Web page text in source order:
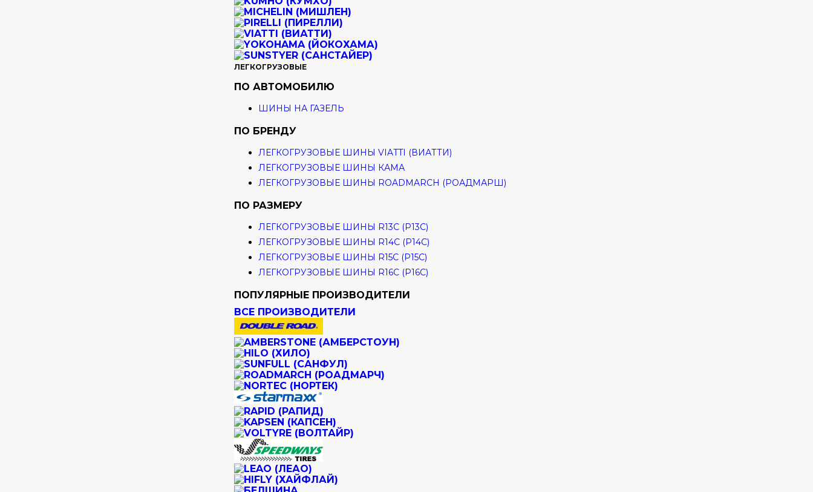
ЛЕГКОГРУЗОВЫЕ
ПО АВТОМОБИЛЮ
ШИНЫ НА ГАЗЕЛЬ
ПО БРЕНДУ
ЛЕГКОГРУЗОВЫЕ ШИНЫ VIATTI (ВИАТТИ)
ЛЕГКОГРУЗОВЫЕ ШИНЫ КАМА
ЛЕГКОГРУЗОВЫЕ ШИНЫ ROADMARCH (РОАДМАРШ)
ПО РАЗМЕРУ
ЛЕГКОГРУЗОВЫЕ ШИНЫ R13C (Р13С)
ЛЕГКОГРУЗОВЫЕ ШИНЫ R14C (Р14С)
ЛЕГКОГРУЗОВЫЕ ШИНЫ R15C (Р15С)
ЛЕГКОГРУЗОВЫЕ ШИНЫ R16C (Р16С)
ПОПУЛЯРНЫЕ ПРОИЗВОДИТЕЛИ
ВСЕ ПРОИЗВОДИТЕЛИ